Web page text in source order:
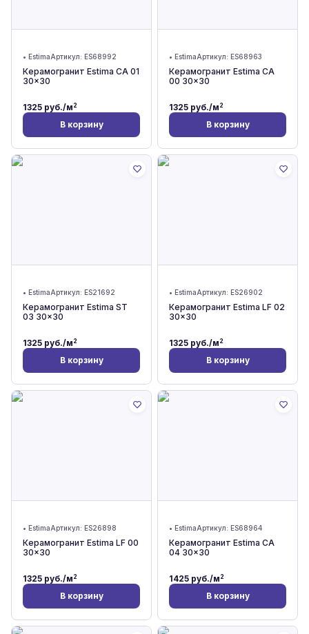
• EstimaАртикул: ES68992
Керамогранит Estima CA 01
30x30
1325 руб./м2
В корзину
• EstimaАртикул: ES68963
Керамогранит Estima CA
00 30x30
1325 руб./м2
В корзину
• EstimaАртикул: ES21692
Керамогранит Estima ST
03 30x30
1325 руб./м2
В корзину
• EstimaАртикул: ES26902
Керамогранит Estima LF 02
30x30
1325 руб./м2
В корзину
• EstimaАртикул: ES26898
Керамогранит Estima LF 00
30x30
1325 руб./м2
В корзину
• EstimaАртикул: ES68964
Керамогранит Estima CA
04 30x30
1425 руб./м2
В корзину